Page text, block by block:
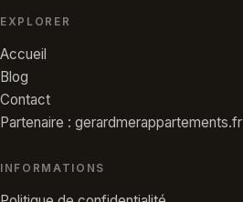
EXPLORER
Accueil
Blog
Contact
Partenaire : gerardmerappartements.fr
INFORMATIONS